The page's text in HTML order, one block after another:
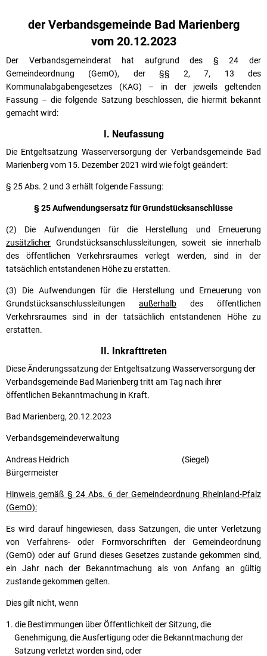
der Verbandsgemeinde Bad Marienberg
vom 20.12.2023
Der Verbandsgemeinderat hat aufgrund des § 24 der
Gemeindeordnung (GemO), der §§ 2, 7, 13 des
Kommunalabgabengesetzes (KAG) – in der jeweils geltenden
Fassung – die folgende Satzung beschlossen, die hiermit bekannt
gemacht wird:
I. Neufassung
Die Entgeltsatzung Wasserversorgung der Verbandsgemeinde Bad
Marienberg vom 15. Dezember 2021 wird wie folgt geändert:
§ 25 Abs. 2 und 3 erhält folgende Fassung:
§ 25 Aufwendungsersatz für Grundstücksanschlüsse
(2) Die Aufwendungen für die Herstellung und Erneuerung
zusätzlicher Grundstücksanschlussleitungen, soweit sie innerhalb
des öffentlichen Verkehrsraumes verlegt werden, sind in der
tatsächlich entstandenen Höhe zu erstatten.
(3) Die Aufwendungen für die Herstellung und Erneuerung von
Grundstücksanschlussleitungen außerhalb des öffentlichen
Verkehrsraumes sind in der tatsächlich entstandenen Höhe zu
erstatten.
II. Inkrafttreten
Diese Änderungssatzung der Entgeltsatzung Wasserversorgung der
Verbandsgemeinde Bad Marienberg tritt am Tag nach ihrer
öffentlichen Bekanntmachung in Kraft.
Bad Marienberg, 20.12.2023
Verbandsgemeindeverwaltung
Andreas Heidrich (Siegel)
Bürgermeister
Hinweis gemäß § 24 Abs. 6 der Gemeindeordnung Rheinland-Pfalz
(GemO):
Es wird darauf hingewiesen, dass Satzungen, die unter Verletzung
von Verfahrens- oder Formvorschriften der Gemeindeordnung
(GemO) oder auf Grund dieses Gesetzes zustande gekommen sind,
ein Jahr nach der Bekanntmachung als von Anfang an gültig
zustande gekommen gelten.
Dies gilt nicht, wenn
die Bestimmungen über Öffentlichkeit der Sitzung, die
Genehmigung, die Ausfertigung oder die Bekanntmachung der
Satzung verletzt worden sind, oder